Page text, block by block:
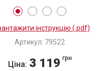
інструкцію (.pdf)
Артикул: 79522
Ціна: 3 119 грн